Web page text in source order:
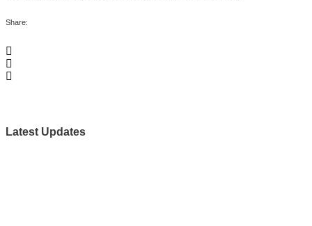
Share:
Latest Updates